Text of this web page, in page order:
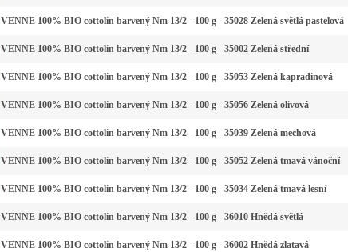
VENNE 100% BIO cottolin barvený Nm 13/2 - 100 g - 35028 Zelená světlá pastelová
VENNE 100% BIO cottolin barvený Nm 13/2 - 100 g - 35002 Zelená střední
VENNE 100% BIO cottolin barvený Nm 13/2 - 100 g - 35053 Zelená kapradinová
VENNE 100% BIO cottolin barvený Nm 13/2 - 100 g - 35056 Zelená olivová
VENNE 100% BIO cottolin barvený Nm 13/2 - 100 g - 35039 Zelená mechová
VENNE 100% BIO cottolin barvený Nm 13/2 - 100 g - 35052 Zelená tmavá vánoční
VENNE 100% BIO cottolin barvený Nm 13/2 - 100 g - 35034 Zelená tmavá lesní
VENNE 100% BIO cottolin barvený Nm 13/2 - 100 g - 36010 Hnědá světlá
VENNE 100% BIO cottolin barvený Nm 13/2 - 100 g - 36002 Hnědá zlatavá